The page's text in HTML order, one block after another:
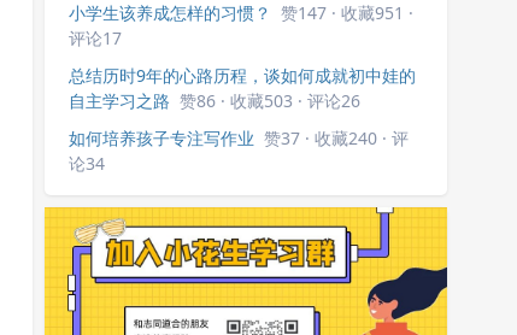
小学生该养成怎样的习惯？ 赞147 · 收藏951 ·
评论17
总结历时9年的心路历程，谈如何成就初中娃的
自主学习之路 赞86 · 收藏503 · 评论26
如何培养孩子专注写作业 赞37 · 收藏240 · 评
论34